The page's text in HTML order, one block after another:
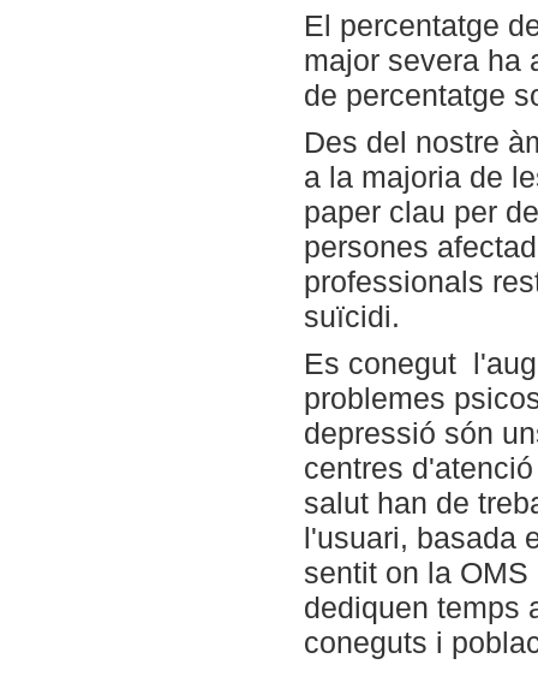
El percentatge
major severa ha
de percentatge
Des del nostre
a la majoria de
paper clau per
persones
professionals
suïcidi.
Es conegut
problemes
depressió són
centres
salut han de
l'usuari, basada
sentit on la
dediquen temps
coneguts i